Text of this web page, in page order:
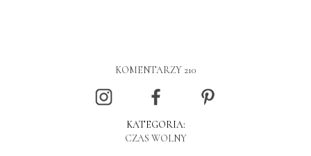
KOMENTARZY 210
KATEGORIA:
CZAS WOLNY